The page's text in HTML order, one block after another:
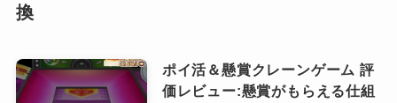
換
ポイ活＆懸賞クレーンゲーム 評
価レビュー:懸賞がもらえる仕組